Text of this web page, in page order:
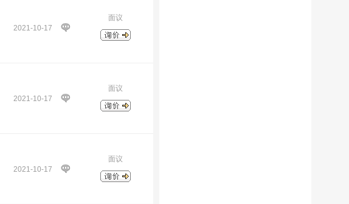
2021-10-17
面议
2021-10-17
面议
2021-10-17
面议